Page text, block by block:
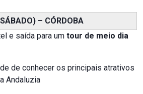
– CÓRDOBA
e saída para um tour de meio dia
de conhecer os principais atrativos
Andaluzia